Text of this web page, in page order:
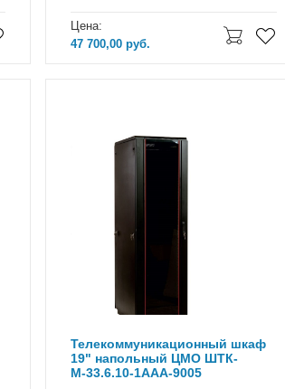
Цена:
47 700,00руб.
Телекоммуникационный шкаф
19" напольный ЦМО ШТК-
М-33.6.10-1ААА-9005